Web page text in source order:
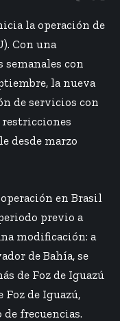
la operación de
Con una
con
la nueva
de servicios con
restricciones
desde marzo
en Brasil
previo a
modificación: a
de Bahía, se
de Foz de Iguazú
Foz de Iguazú,
frecuencias.